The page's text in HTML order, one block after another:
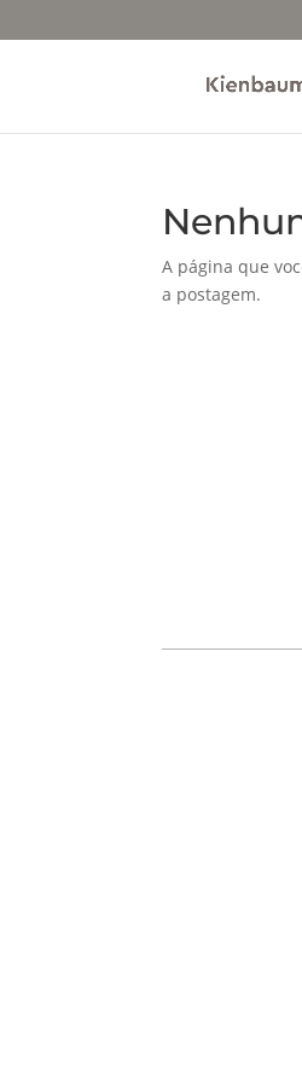
A página que
a postagem.